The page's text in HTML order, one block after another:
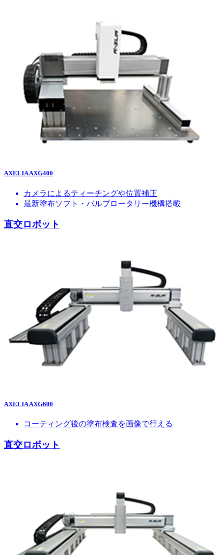
AXELIA AXG400
カメラによるティーチングや位置補正
最新塗布ソフト・バルブロータリー機構搭載
直交ロボット
AXELIA AXG600
コーティング後の塗布検査を画像で行える
直交ロボット